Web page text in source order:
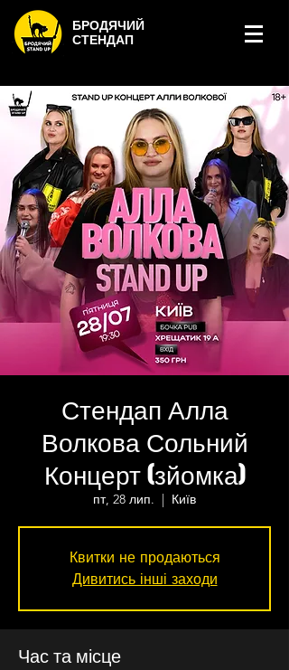
БРОДЯЧИЙ
СТЕНДАП
Стендап Алла
Волкова Сольний
Концерт (зйомка)
пт, 28 лип.
  |
Київ
Квитки не продаються
Дивитись інші заходи
Час та місце